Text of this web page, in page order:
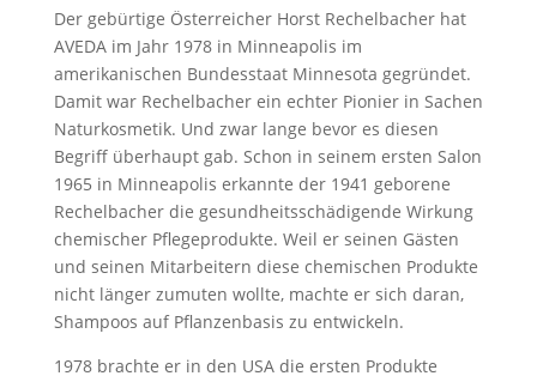
Der gebürtige Österreicher Horst Rechelbacher hat
AVEDA im Jahr 1978 in Minneapolis im
amerikanischen Bundesstaat Minnesota gegründet.
Damit war Rechelbacher ein echter Pionier in Sachen
Naturkosmetik. Und zwar lange bevor es diesen
Begriff überhaupt gab. Schon in seinem ersten Salon
1965 in Minneapolis erkannte der 1941 geborene
Rechelbacher die gesundheitsschädigende Wirkung
chemischer Pflegeprodukte. Weil er seinen Gästen
und seinen Mitarbeitern diese chemischen Produkte
nicht länger zumuten wollte, machte er sich daran,
Shampoos auf Pflanzenbasis zu entwickeln.
1978 brachte er in den USA die ersten Produkte